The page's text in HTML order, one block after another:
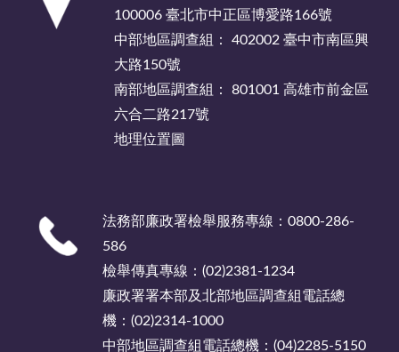
100006 臺北市中正區博愛路166號
中部地區調查組： 402002 臺中市南區興
大路150號
南部地區調查組： 801001 高雄市前金區
六合二路217號
地理位置圖
法務部廉政署檢舉服務專線：0800-286-
586
檢舉傳真專線：(02)2381-1234
廉政署署本部及北部地區調查組電話總
機：(02)2314-1000
中部地區調查組電話總機：(04)2285-5150